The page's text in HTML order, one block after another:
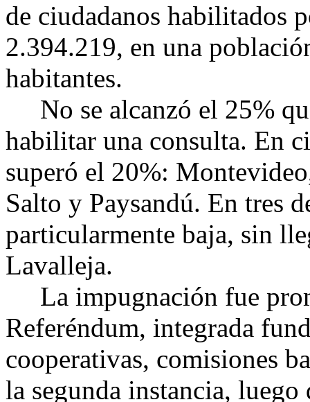
de ciudadanos habilitados
2.394.219, en una
habitantes.
No se alcanzó el 25%
habilitar una consulta. En
superó el 20%:
Salto y Paysandú. En tres
particularmente baja, sin
Lavalleja.
La impugnación fue
Referéndum, integrada
cooperativas, comisiones
la segunda instancia,